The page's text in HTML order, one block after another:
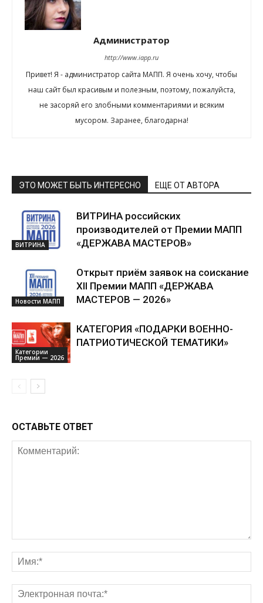
Администратор
http://www.iapp.ru
Привет! Я - администратор сайта МАПП. Я очень хочу, чтобы
наш сайт был красивым и полезным, поэтому, пожалуйста,
не засоряй его злобными комментариями и всяким
мусором. Заранее, благодарна!
ЭТО МОЖЕТ БЫТЬ ИНТЕРЕСНО ЕЩЕ ОТ АВТОРА
ВИТРИНА
ВИТРИНА российских
производителей от Премии МАПП
«ДЕРЖАВА МАСТЕРОВ»
Новости МАПП
Открыт приём заявок на соискание
XII Премии МАПП «ДЕРЖАВА
МАСТЕРОВ — 2026»
Категории
Премии — 2026
КАТЕГОРИЯ «ПОДАРКИ ВОЕННО-
ПАТРИОТИЧЕСКОЙ ТЕМАТИКИ»
ОСТАВЬТЕ ОТВЕТ